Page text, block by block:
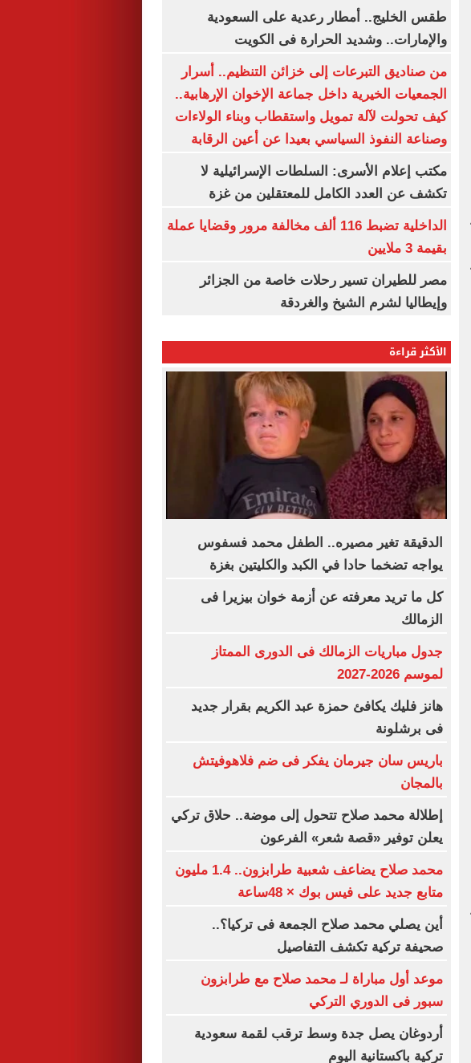
طقس الخليج.. أمطار رعدية على السعودية
والإمارات.. وشديد الحرارة فى الكويت
من صناديق التبرعات إلى خزائن التنظيم.. أسرار
الجمعيات الخيرية داخل جماعة الإخوان الإرهابية..
كيف تحولت لآلة تمويل واستقطاب وبناء الولاءات
وصناعة النفوذ السياسي بعيدا عن أعين الرقابة
مكتب إعلام الأسرى: السلطات الإسرائيلية لا
تكشف عن العدد الكامل للمعتقلين من غزة
الداخلية تضبط 116 ألف مخالفة مرور وقضايا عملة
بقيمة 3 ملايين
مصر للطيران تسير رحلات خاصة من الجزائر
وإيطاليا لشرم الشيخ والغردقة
الأكثر قراءة
الدقيقة تغير مصيره.. الطفل محمد فسفوس
يواجه تضخما حادا في الكبد والكليتين بغزة
كل ما تريد معرفته عن أزمة خوان بيزيرا فى
الزمالك
جدول مباريات الزمالك فى الدورى الممتاز
لموسم 2026-2027
هانز فليك يكافئ حمزة عبد الكريم بقرار جديد
فى برشلونة
باريس سان جيرمان يفكر فى ضم فلاهوفيتش
بالمجان
إطلالة محمد صلاح تتحول إلى موضة.. حلاق تركي
يعلن توفير «قصة شعر» الفرعون
محمد صلاح يضاعف شعبية طرابزون.. 1.4 مليون
متابع جديد على فيس بوك × 48ساعة
أين يصلي محمد صلاح الجمعة فى تركيا؟..
صحيفة تركية تكشف التفاصيل
موعد أول مباراة لـ محمد صلاح مع طرابزون
سبور فى الدوري التركي
أردوغان يصل جدة وسط ترقب لقمة سعودية
تركية باكستانية اليوم